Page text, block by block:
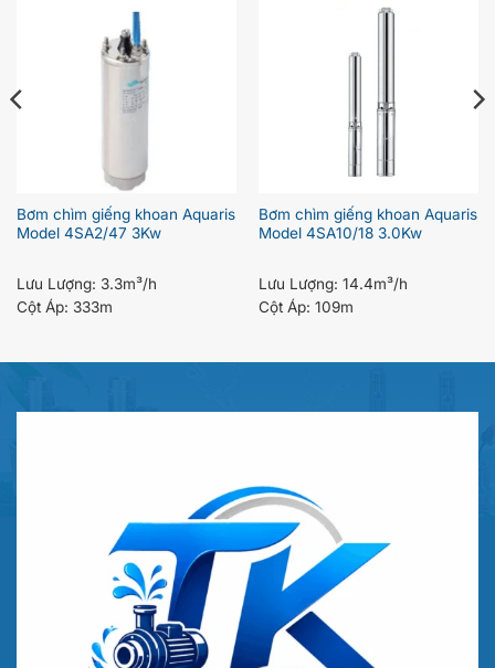
Bơm chìm giếng khoan Aquaris
Model 4SA2/47 3Kw
Lưu Lượng: 3.3m³/h
Cột Áp: 333m
Bơm chìm giếng khoan Aquaris
Model 4SA10/18 3.0Kw
Lưu Lượng: 14.4m³/h
Cột Áp: 109m